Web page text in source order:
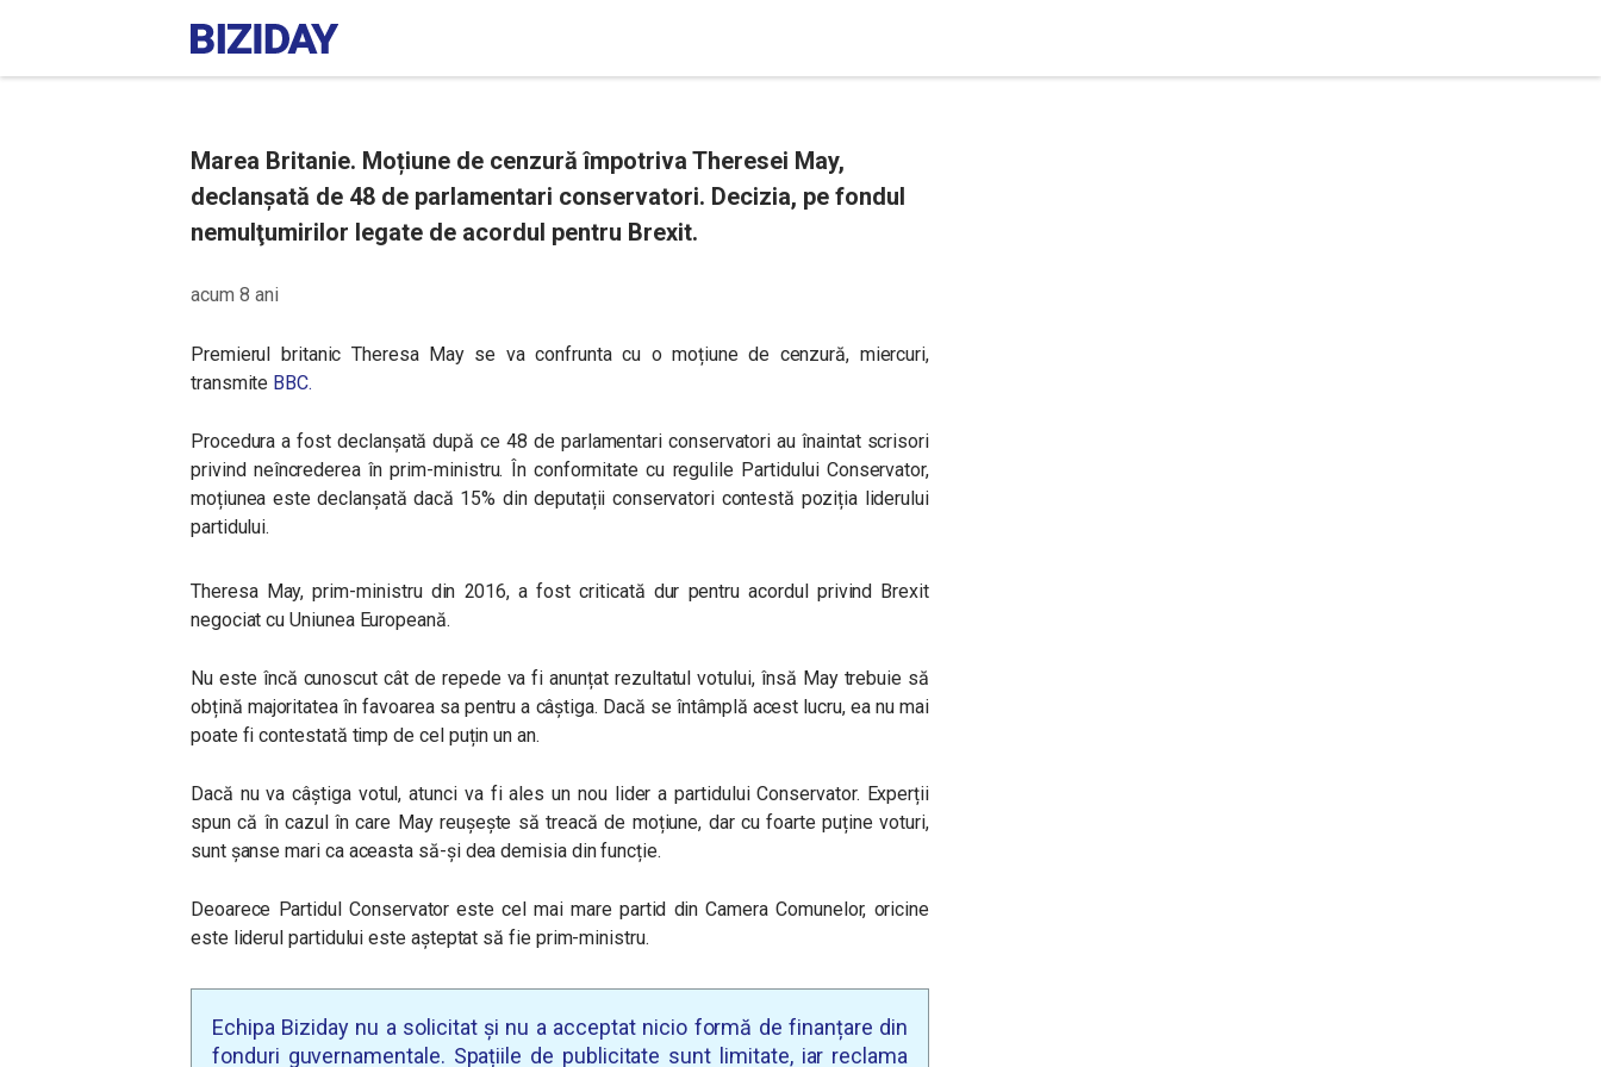
Marea Britanie. Moțiune de cenzură împotriva Theresei May,
declanșată de 48 de parlamentari conservatori. Decizia, pe fondul
nemulţumirilor legate de acordul pentru Brexit.
acum 8 ani
Premierul britanic Theresa May se va confrunta cu o moțiune de cenzură, miercuri,
transmite BBC.
Procedura a fost declanşată după ce 48 de parlamentari conservatori au înaintat scrisori
privind neîncrederea în prim-ministru. În conformitate cu regulile Partidului Conservator,
moțiunea este declanșată dacă 15% din deputații conservatori contestă poziția liderului
partidului.
Theresa May, prim-ministru din 2016, a fost criticată dur pentru acordul privind Brexit
negociat cu Uniunea Europeană.
Nu este încă cunoscut cât de repede va fi anunțat rezultatul votului, însă May trebuie să
obțină majoritatea în favoarea sa pentru a câștiga. Dacă se întâmplă acest lucru, ea nu mai
poate fi contestată timp de cel puțin un an.
Dacă nu va câștiga votul, atunci va fi ales un nou lider a partidului Conservator. Experții
spun că în cazul în care May reușește să treacă de moțiune, dar cu foarte puține voturi,
sunt șanse mari ca aceasta să-și dea demisia din funcție.
Deoarece Partidul Conservator este cel mai mare partid din Camera Comunelor, oricine
este liderul partidului este așteptat să fie prim-ministru.
Echipa Biziday nu a solicitat și nu a acceptat nicio formă de finanțare din
fonduri guvernamentale. Spațiile de publicitate sunt limitate, iar reclama